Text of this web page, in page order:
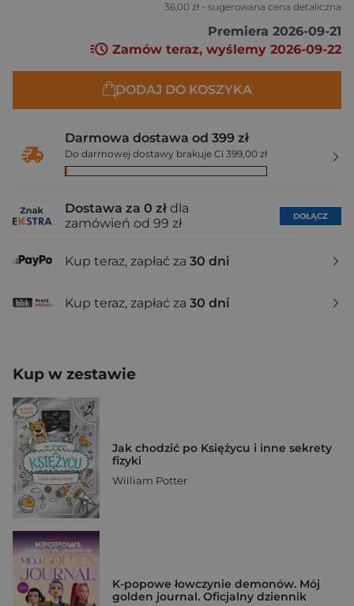
36,00 zł - sugerowana cena detaliczna
Premiera 2026-09-21
Zamów teraz, wyślemy 2026-09-22
DODAJ DO KOSZYKA
Darmowa dostawa od 399 zł
Do darmowej dostawy brakuje Ci 399,00 zł
Dostawa za 0 zł dla
zamówień od 99 zł
DOŁĄCZ
Kup teraz, zapłać za 30 dni
Kup teraz, zapłać za 30 dni
Kup w zestawie
Jak chodzić po Księżycu i inne sekrety
fizyki
William Potter
K-popowe łowczynie demonów. Mój
golden journal. Oficjalny dziennik